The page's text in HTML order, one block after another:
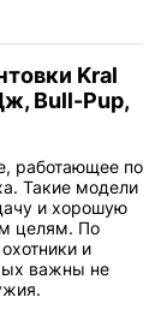
Kral
Bull-Pup,
работающее по
Такие модели
и хорошую
целям. По
и
важны не